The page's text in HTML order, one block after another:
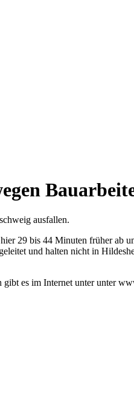
ausfallen.
29 bis 44 Minuten früher ab
und halten nicht in
es im Internet unter unter